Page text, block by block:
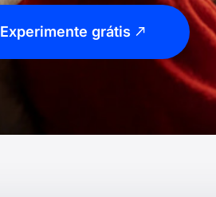
Experimente grátis